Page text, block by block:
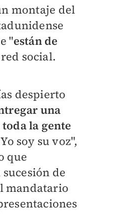
montaje del
"están de
social.
despierto
una
la gente
soy su voz",
que
de
mandatario